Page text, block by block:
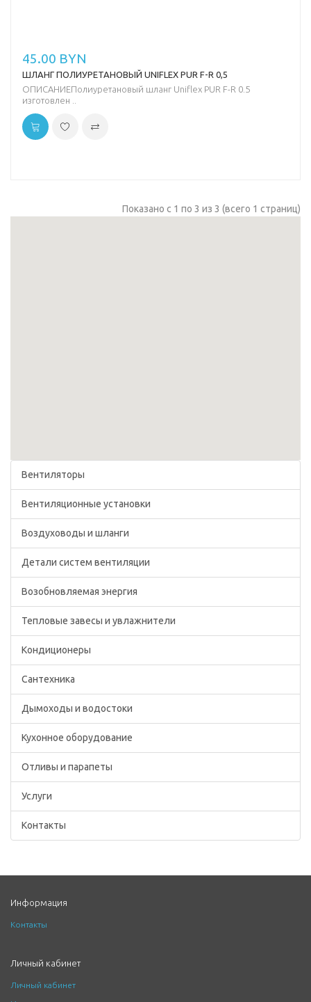
45.00 BYN
ШЛАНГ ПОЛИУРЕТАНОВЫЙ UNIFLEX PUR F-R 0,5
ОПИСАНИЕПолиуретановый шланг Uniflex PUR F-R 0.5
изготовлен ..
Показано с 1 по 3 из 3 (всего 1 страниц)
Вентиляторы
Вентиляционные установки
Воздуховоды и шланги
Детали систем вентиляции
Возобновляемая энергия
Тепловые завесы и увлажнители
Кондиционеры
Сантехника
Дымоходы и водостоки
Кухонное оборудование
Отливы и парапеты
Услуги
Контакты
Информация
Контакты
Личный кабинет
Личный кабинет